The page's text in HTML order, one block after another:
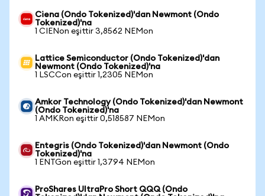
Ciena (Ondo Tokenized)'dan Newmont (Ondo
Tokenized)'na
1 CIENon eşittir 3,8562 NEMon
Lattice Semiconductor (Ondo Tokenized)'dan
Newmont (Ondo Tokenized)'na
1 LSCCon eşittir 1,2305 NEMon
Amkor Technology (Ondo Tokenized)'dan Newmont
(Ondo Tokenized)'na
1 AMKRon eşittir 0,518587 NEMon
Entegris (Ondo Tokenized)'dan Newmont (Ondo
Tokenized)'na
1 ENTGon eşittir 1,3794 NEMon
ProShares UltraPro Short QQQ (Ondo